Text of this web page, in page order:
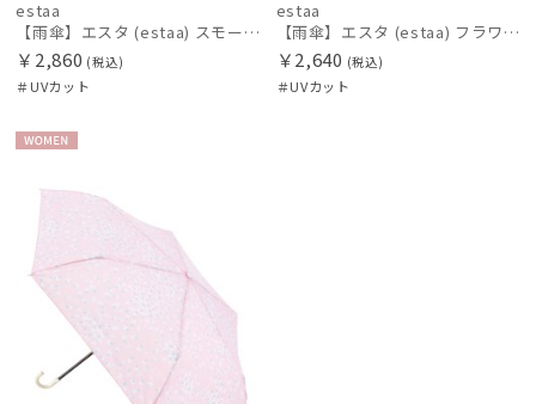
フルラ
Fuwacool®
LANVIN COLLECTION
ランバン コレクション
MACKINTOSH PHILOSOPHY
MAGICAL TECH
マジカルテック
estaa
【雨傘】エスタ (estaa) スモールガーデン 5flat コンパクトミニ 晴雨兼用 UV対応
￥2,860 (税込)
＃UVカット
estaa
【雨傘】エスタ (estaa) フラワーベッド 晴雨兼用 UV対応
￥2,640 (税込)
＃UVカット